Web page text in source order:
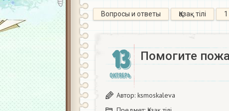
Вопросы и ответы Қазақ тiлi
13
ОКТЯБРЬ
Помогите
Автор: ksmoskaleva